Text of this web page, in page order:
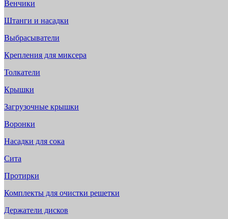
Венчики
Штанги и насадки
Выбрасыватели
Крепления для миксера
Толкатели
Крышки
Загрузочные крышки
Воронки
Насадки для сока
Сита
Протирки
Комплекты для очистки решетки
Держатели дисков